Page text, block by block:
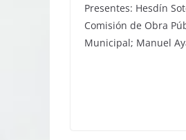
Presentes: Hesdín
Comisión de Obra
Municipal; Manuel